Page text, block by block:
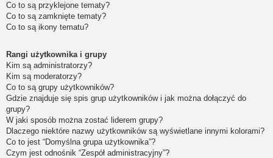
Co to są przyklejone tematy?
Co to są zamknięte tematy?
Co to są ikony tematu?
Rangi użytkownika i grupy
Kim są administratorzy?
Kim są moderatorzy?
Co to są grupy użytkowników?
Gdzie znajduje się spis grup użytkowników i jak można dołączyć do
grupy?
W jaki sposób można zostać liderem grupy?
Dlaczego niektóre nazwy użytkowników są wyświetlane innymi kolorami?
Co to jest “Domyślna grupa użytkownika”?
Czym jest odnośnik “Zespół administracyjny”?